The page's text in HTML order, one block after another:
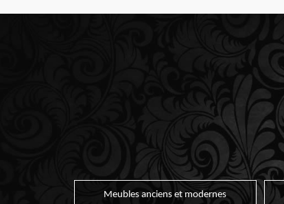
Meubles anciens et modernes